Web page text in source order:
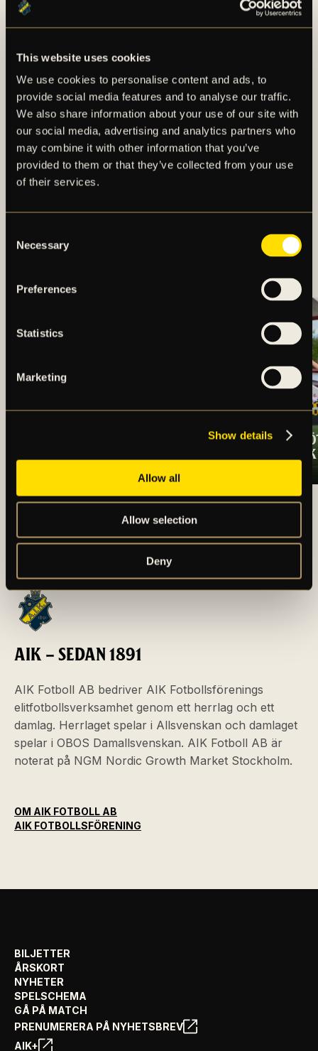
This website uses cookies
We use cookies to personalise content and ads, to
provide social media features and to analyse our traffic.
We also share information about your use of our site with
our social media, advertising and analytics partners who
may combine it with other information that you’ve
provided to them or that they’ve collected from your use
of their services.
Selection
Necessary
Preferences
Statistics
Marketing
Show details
Allow all
Allow selection
Deny
MÅLEXPLOSION NÄR
OSCARSSON
SEGERN TILL AIK
AIK – SEDAN 1891
AIK Fotboll AB bedriver AIK Fotbollsförenings
elitfotbollsverksamhet genom ett herrlag och ett
damlag. Herrlaget spelar i Allsvenskan och damlaget
spelar i OBOS Damallsvenskan. AIK Fotboll AB är
noterat på NGM Nordic Growth Market Stockholm.
OM AIK FOTBOLL AB
AIK FOTBOLLSFÖRENING
BILJETTER
ÅRSKORT
NYHETER
SPELSCHEMA
GÅ PÅ MATCH
PRENUMERERA PÅ NYHETSBREV
AIK+